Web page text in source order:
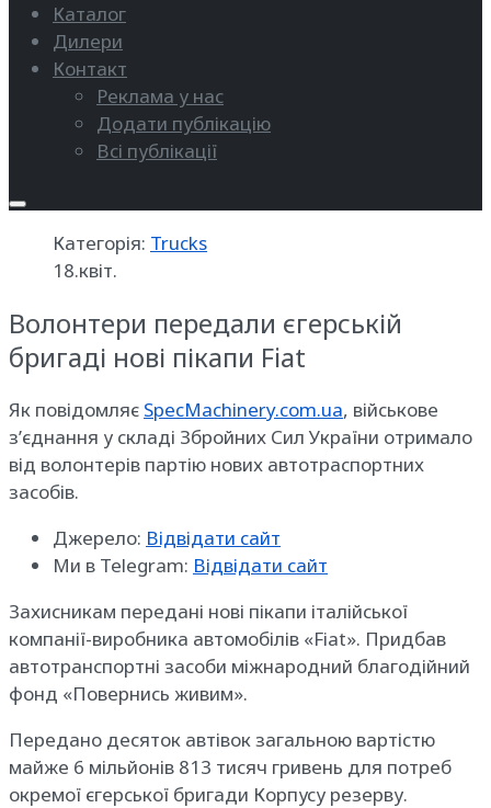
Каталог
Дилери
Контакт
Реклама у нас
Додати публікацію
Всі публікації
Категорія: Trucks
18.квіт.
Волонтери передали єгерській
бригаді нові пікапи Fiat
Як повідомляє SpecMachinery.com.ua, військове
з’єднання у складі Збройних Сил України отримало
від волонтерів партію нових автотраспортних
засобів.
Джерело: Відвідати сайт
Ми в Telegram: Відвідати сайт
Захисникам передані нові пікапи італійської
компанії-виробника автомобілів «Fiat». Придбав
автотранспортні засоби міжнародний благодійний
фонд «Повернись живим».
Передано десяток автівок загальною вартістю
майже 6 мільйонів 813 тисяч гривень для потреб
окремої єгерської бригади Корпусу резерву.